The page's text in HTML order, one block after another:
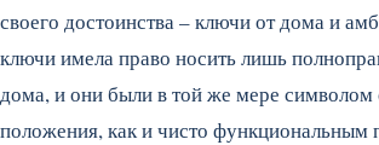
своего достоинства – ключи от дома и
ключи имела право носить лишь
дома, и они были в той же мере символом
положения, как и чисто функциональным